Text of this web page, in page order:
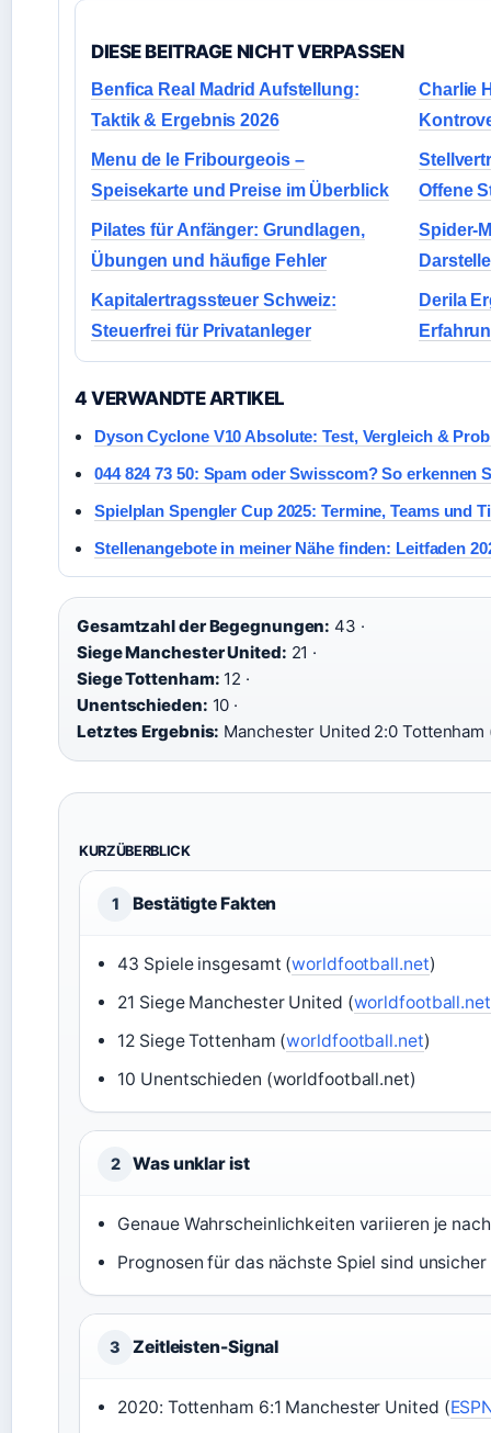
DIESE BEITRAGE NICHT VERPASSEN
Benfica Real Madrid Aufstellung:
Taktik & Ergebnis 2026
Charlie
Menu de le Fribourgeois –
Speisekarte und Preise im Überblick
Offene
Pilates für Anfänger: Grundlagen,
Übungen und häufige Fehler
Spider-
Kapitalertragssteuer Schweiz:
Steuerfrei für Privatanleger
Derila
4 VERWANDTE ARTIKEL
Dyson Cyclone V10 Absolute: Test, Vergleich &
044 824 73 50: Spam oder Swisscom? So erkennen
Spielplan Spengler Cup 2025: Termine, Teams und
Stellenangebote in meiner Nähe finden: Leitfaden
Gesamtzahl der Begegnungen: 43 ·
Siege Manchester United: 21 ·
Siege Tottenham: 12 ·
Unentschieden: 10 ·
Letztes Ergebnis: Manchester United 2:0 Tottenham
KURZÜBERBLICK
1 Bestätigte Fakten
43 Spiele insgesamt (worldfootball.net)
21 Siege Manchester United (worldfootball.net
12 Siege Tottenham (worldfootball.net)
10 Unentschieden (worldfootball.net)
2 Was unklar ist
Genaue Wahrscheinlichkeiten variieren je
Prognosen für das nächste Spiel sind unsicher
3 Zeitleisten-Signal
2020: Tottenham 6:1 Manchester United (